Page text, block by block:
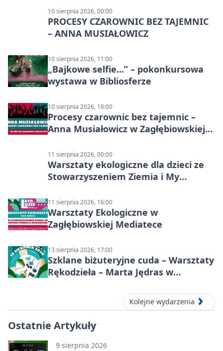
10 sierpnia 2026, 00:00
PROCESY CZAROWNIC BEZ TAJEMNIC
– ANNA MUSIAŁOWICZ
10 sierpnia 2026, 11:00
„Bajkowe selfie…” – pokonkursowa
wystawa w Bibliosferze
10 sierpnia 2026, 18:00
Procesy czarownic bez tajemnic –
Anna Musiałowicz w Zagłębiowskiej
11 sierpnia 2026, 00:00
Warsztaty ekologiczne dla dzieci ze
Stowarzyszeniem Ziemia i My
11 sierpnia 2026, 16:00
Warsztaty Ekologiczne w
Zagłębiowskiej Mediatece
13 sierpnia 2026, 17:00
Szklane biżuteryjne cuda – Warsztaty
Rękodzieła – Marta Jędras w
Kolejne wydarzenia
Ostatnie Artykuły
9 sierpnia 2026